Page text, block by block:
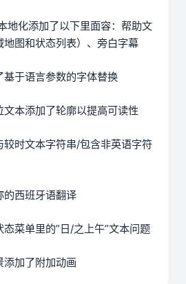
地化添加了以下里面容：帮助文
图和状态列表）、旁白字幕
基于语言参数的字体替换
文本添加了轮廓以提高可读性
较时文本字符串/包含非英语字符
的西班牙语翻译
菜单里的”日/之上午”文本问题
添加了附加动画